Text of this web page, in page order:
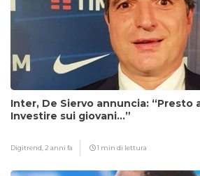
Inter, De Siervo annuncia: “Presto
Investire sui giovani…”
Digitrend, 2 anni fa 1 min di lettura